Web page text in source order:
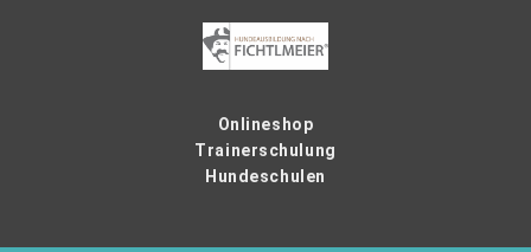
Onlineshop
Trainerschulung
Hundeschulen